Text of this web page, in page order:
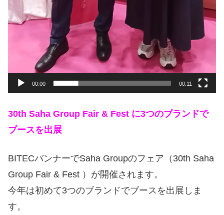
00:00 00:11
30th Saha Group Fair & Fest に3つのブランドで
ブースを出展
BITECバンナーでSaha Groupのフェア（30th Saha
Group Fair & Fest ）が開催されます。
今年は初めて3つのブランドでブースを出展しま
す。